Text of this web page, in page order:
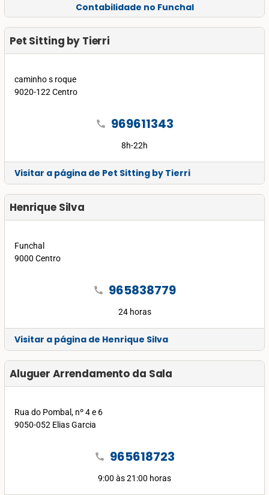
Contabilidade no Funchal
Pet Sitting by Tierri
caminho s roque
9020-122 Centro
call 969611343
8h-22h
Visitar a página de Pet Sitting by Tierri
Henrique Silva
Funchal
9000 Centro
call 965838779
24 horas
Visitar a página de Henrique Silva
Aluguer Arrendamento da Sala
Rua do Pombal, nº 4 e 6
9050-052 Elias Garcia
call 965618723
9:00 às 21:00 horas